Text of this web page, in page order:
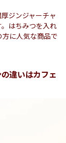
ジンジャーチャ
はちみつを入れ
に人気な商品で
違いはカフェ